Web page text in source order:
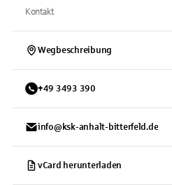
Kontakt
Wegbeschreibung
+49 3493 390
info@ksk-anhalt-bitterfeld.de
vCard herunterladen